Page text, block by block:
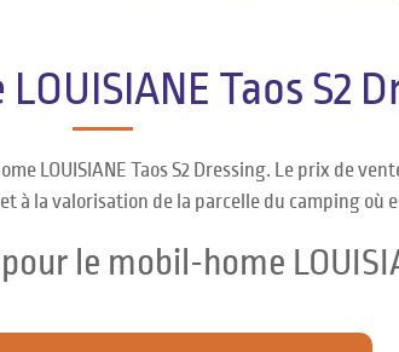
Taos S2
LOUISIANE Taos S2 Dressing. Le prix de
à la valorisation de la parcelle du camping où
le mobil-home